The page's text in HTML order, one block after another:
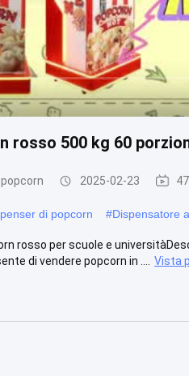
rosso 500 kg 60
2025-02-23
di popcorn #Dispensatore
rosso per scuole e
di vendere popcorn in ....
Vista